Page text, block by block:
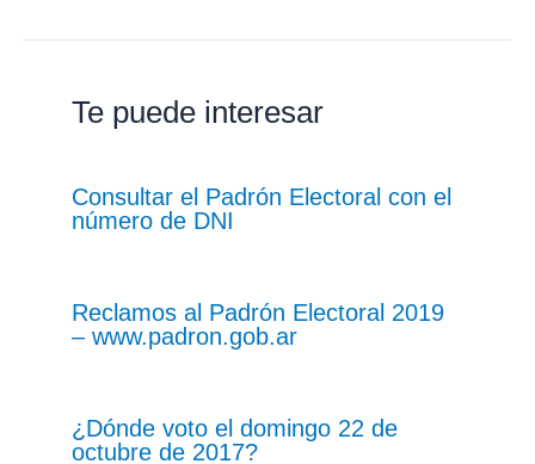
Te puede interesar
Consultar el Padrón Electoral con el
número de DNI
Reclamos al Padrón Electoral 2019
– www.padron.gob.ar
¿Dónde voto el domingo 22 de
octubre de 2017?